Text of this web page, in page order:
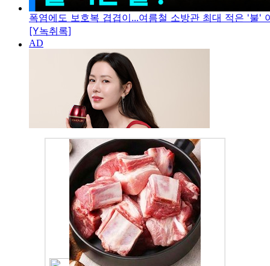
폭염에도 보호복 겹겹이...여름철 소방관 최대 적은 '불'
[Y녹취록]